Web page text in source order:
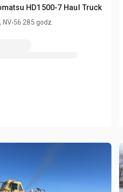
HD1500-7 Haul Truck
NV.56 285 godz.